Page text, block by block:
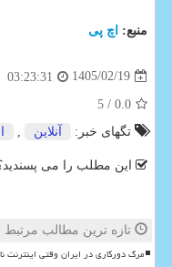
منبع: اچ پی
1405/02/19
03:23:31
0.0
/ 5
تگهای خبر:
آنلاین ,
این مطلب را می
تازه ترین مطالب مرتبط
مرگ دورکاری در ایران وقتی اینترنت